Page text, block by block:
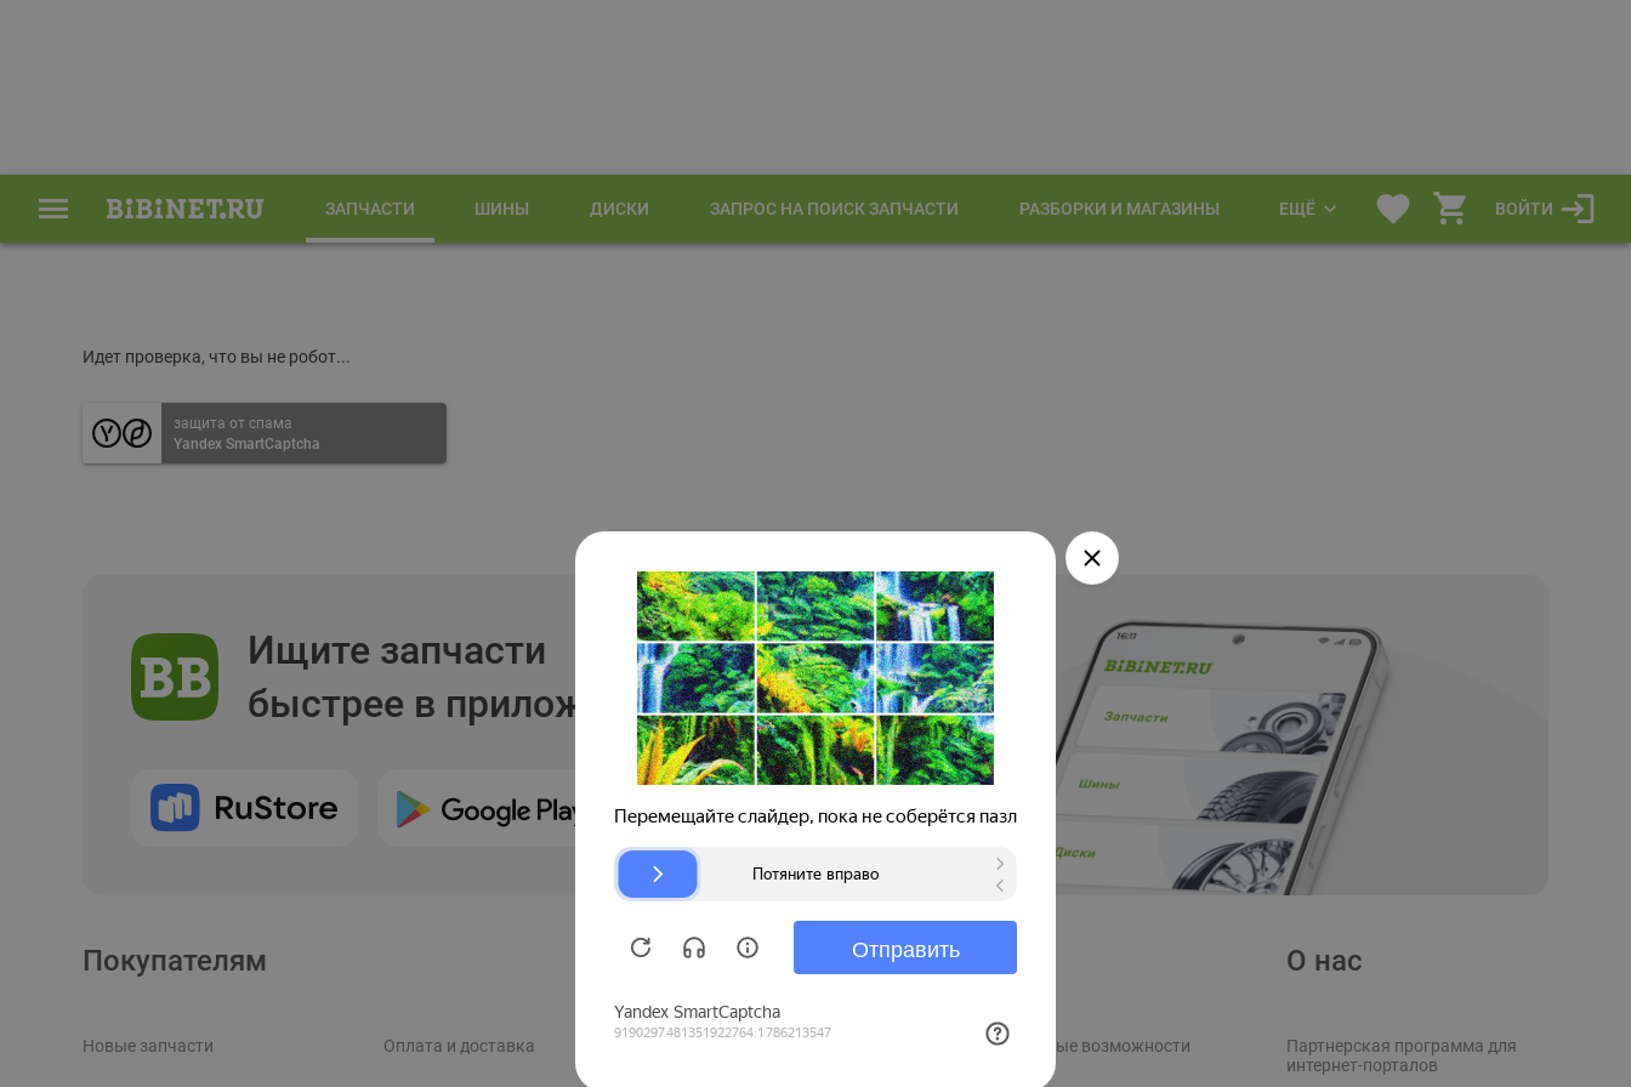
ЗАПЧАСТИ ШИНЫ ДИСКИ ЗАПРОС НА ПОИСК ЗАПЧАСТИ РАЗБОРКИ И МАГАЗИНЫ ЕЩЁ ВОЙТИ
Идет проверка, что вы не робот...
защита от спама
Yandex SmartCaptcha
Ищите запчасти
быстрее в приложении
Покупателям
Новые запчасти Оплата и доставка
Продавцам
Рекламные возможности
О нас
Партнерская программа для
интернет-порталов